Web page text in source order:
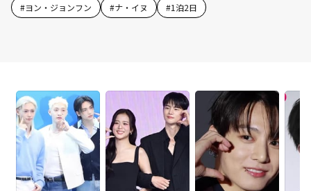
#ヨン・ジョンフン #ナ・イヌ #1泊2日